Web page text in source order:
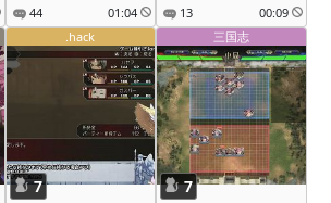
44 01:04 13
00:09
.hack
7
三国志
7